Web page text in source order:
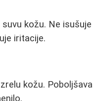
kožu. Ne isušuje
iritacije.
kožu. Poboljšava